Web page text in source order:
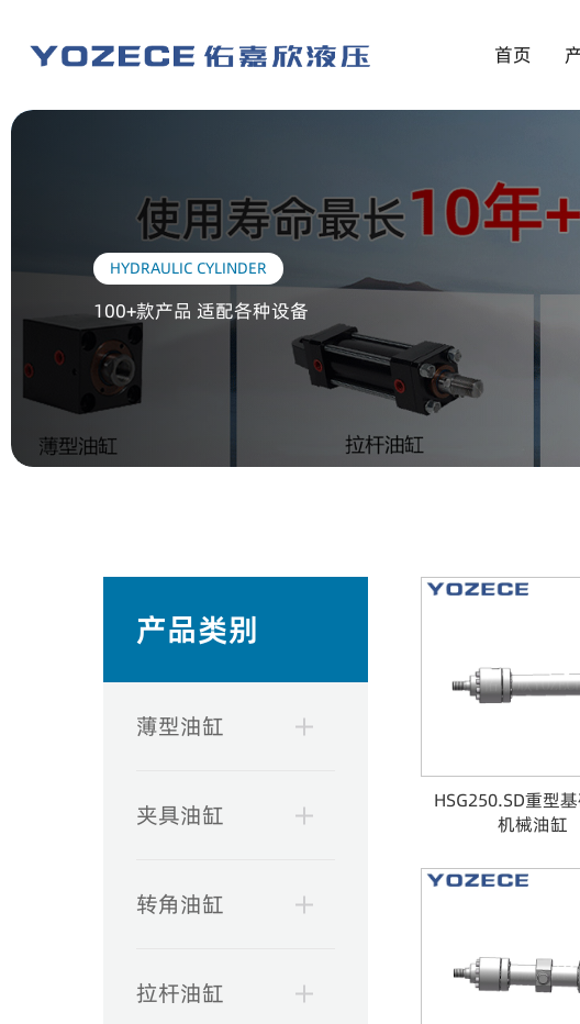
首页
HYDRAULIC CYLINDER
100+款产品 适配各种设备
HSG250.SD重型
机械油缸
产品类别
薄型油缸
夹具油缸
转角油缸
拉杆油缸